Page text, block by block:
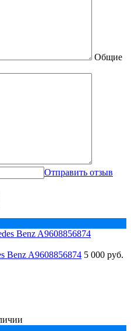
Общие
Отправить отзыв
Benz A9608856874 5 000 руб.